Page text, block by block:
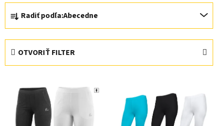
R
a
d
Radiť podľa:Abecedne
OTVORIŤ FILTER